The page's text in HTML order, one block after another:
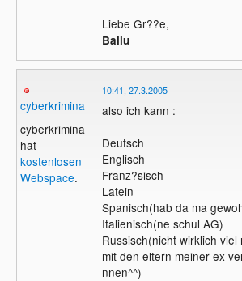
Liebe Gr??e,
Ballu
cyberkrimina
cyberkrimina
hat
kostenlosen
Webspace.
10:41, 27.3.2005
also ich kann :
Deutsch
Englisch
Franz?sisch
Latein
Spanisch(hab da ma
Italienisch(ne schul AG)
Russisch(nicht wirklich viel
mit den eltern meiner ex
nnen^^)